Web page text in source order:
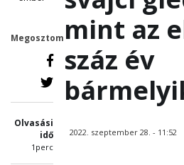
Megosztom
Olvasási
idő
1perc
mint az
száz év
2022. szeptember 28. - 11:52